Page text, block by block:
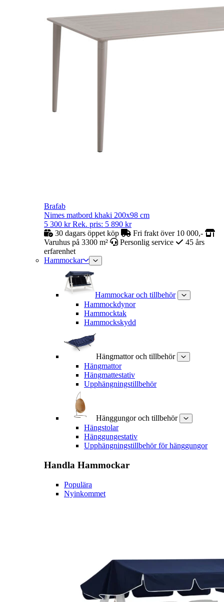
Brafab
Nimes matbord khaki 200x98 cm
5 300 kr Rek. pris: 5 890 kr
30 dagars öppet köp
Fri frakt över 10 000,-
Varuhus på 3300 m²
Personlig service
45 års
erfarenhet
Hammockar
Hammockar och tillbehör
Hammockdynor
Hammocktak
Hammockskydd
Hängmattor och tillbehör
Hängmattor
Hängmattestativ
Upphängningstillbehör
Hänggungor och tillbehör
Hängstolar
Hänggungestativ
Upphängningstillbehör för hänggungor
Handla Hammockar
Populära
Nyinkommet